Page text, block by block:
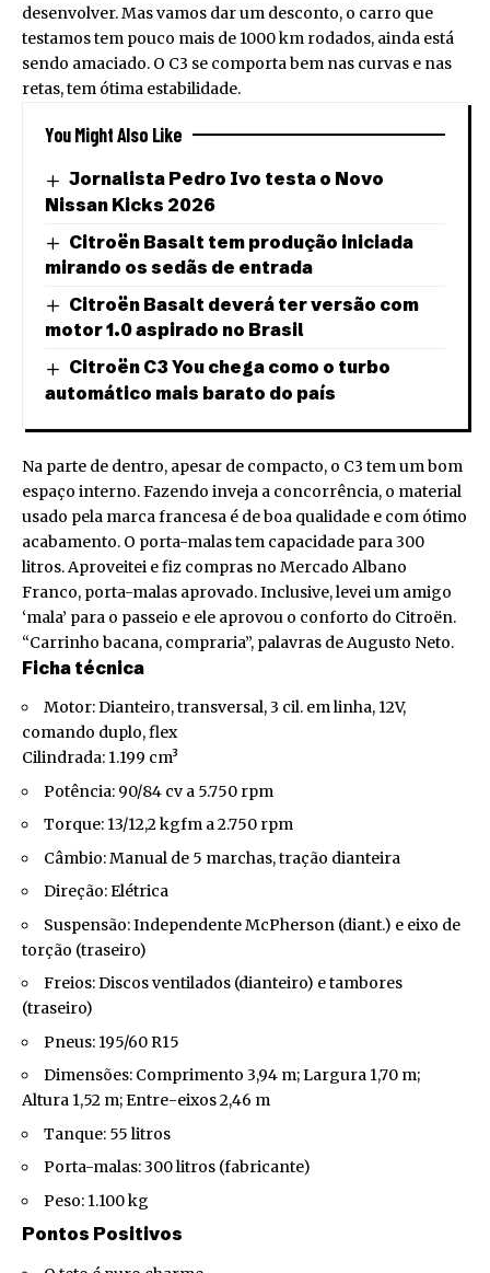
desenvolver. Mas vamos dar um desconto, o carro que
testamos tem pouco mais de 1000 km rodados, ainda está
sendo amaciado. O C3 se comporta bem nas curvas e nas
retas, tem ótima estabilidade.
You Might Also Like
Jornalista Pedro Ivo testa o Novo
Nissan Kicks 2026
Citroën Basalt tem produção iniciada
mirando os sedãs de entrada
Citroën Basalt deverá ter versão com
motor 1.0 aspirado no Brasil
Citroën C3 You chega como o turbo
automático mais barato do país
Na parte de dentro, apesar de compacto, o C3 tem um bom
espaço interno. Fazendo inveja a concorrência, o material
usado pela marca francesa é de boa qualidade e com ótimo
acabamento. O porta-malas tem capacidade para 300
litros. Aproveitei e fiz compras no Mercado Albano
Franco, porta-malas aprovado. Inclusive, levei um amigo
‘mala’ para o passeio e ele aprovou o conforto do Citroën.
“Carrinho bacana, compraria”, palavras de Augusto Neto.
Ficha técnica
Motor: Dianteiro, transversal, 3 cil. em linha, 12V,
comando duplo, flex
Cilindrada: 1.199 cm³
Potência: 90/84 cv a 5.750 rpm
Torque: 13/12,2 kgfm a 2.750 rpm
Câmbio: Manual de 5 marchas, tração dianteira
Direção: Elétrica
Suspensão: Independente McPherson (diant.) e eixo de
torção (traseiro)
Freios: Discos ventilados (dianteiro) e tambores
(traseiro)
Pneus: 195/60 R15
Dimensões: Comprimento 3,94 m; Largura 1,70 m;
Altura 1,52 m; Entre-eixos 2,46 m
Tanque: 55 litros
Porta-malas: 300 litros (fabricante)
Peso: 1.100 kg
Pontos Positivos